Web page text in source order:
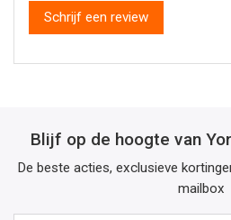
Schrijf een review
Blijf op de hoogte van
De beste acties, exclusieve
mailbox